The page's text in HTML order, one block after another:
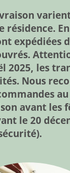
résidence.
expédiées
2025, les
Nous
avant les
le 20